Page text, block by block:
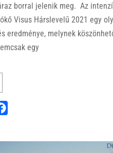
borral jelenik meg. Az
Visus Hárslevelű 2021 egy
eredménye, melynek
egy